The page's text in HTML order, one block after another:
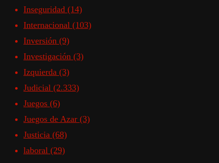
Inseguridad (14)
Internacional (103)
Inversión (9)
Investigación (3)
Izquierda (3)
Judicial (2.333)
Juegos (6)
Juegos de Azar (3)
Justicia (68)
laboral (29)